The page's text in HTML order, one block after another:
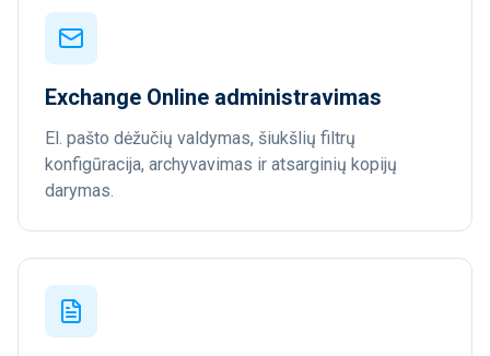
Exchange Online administravimas
El. pašto dėžučių valdymas, šiukšlių filtrų
konfigūracija, archyvavimas ir atsarginių kopijų
darymas.